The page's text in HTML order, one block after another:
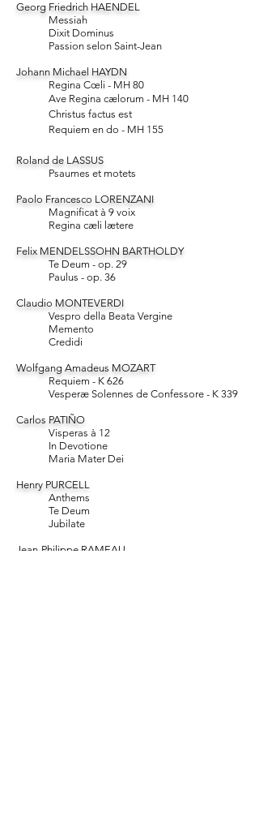
Georg Friedrich HAENDEL
Messiah
Dixit Dominus
Passion selon Saint-Jean
Johann Michael HAYDN
Regina Cœli - MH 80
Ave Regina cælorum - MH 140
Christus factus est
Requiem en do - MH 155
Roland de LASSUS
Psaumes et motets
Paolo Francesco LORENZANI
Magnificat à 9 voix
Regina cæli lætere
Felix MENDELSSOHN BARTHOLDY
Te Deum - op. 29
Paulus - op. 36
Claudio MONTEVERDI
Vespro della Beata Vergine
Memento
Credidi
Wolfgang Amadeus MOZART
Requiem - K 626
Vesperæ Solennes de Confessore - K 339
Carlos PATIÑO
Visperas à 12
In Devotione
Maria Mater Dei
Henry PURCELL
Anthems
Te Deum
Jubilate
Jean-Philippe RAMEAU